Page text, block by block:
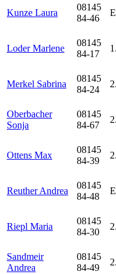
Kunze Laura
08145
84-46
Loder Marlene
08145
84-17
Merkel Sabrina
08145
84-24
Oberbacher
Sonja
08145
84-67
Ottens Max
08145
84-39
Reuther Andrea
08145
84-48
Riepl Maria
08145
84-30
Sandmeir
Andrea
08145
84-49